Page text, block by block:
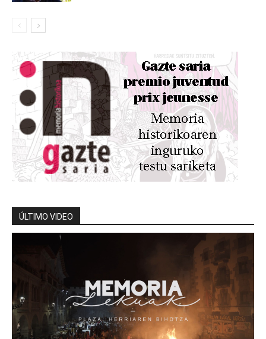
ÚLTIMO VIDEO